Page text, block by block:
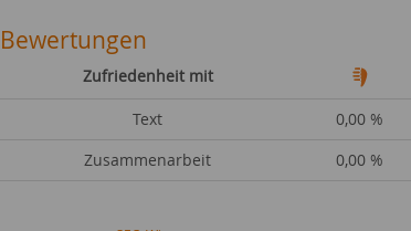
Bewertungen
Zufriedenheit mit
Text 0,00 %
Zusammenarbeit
0,00 %